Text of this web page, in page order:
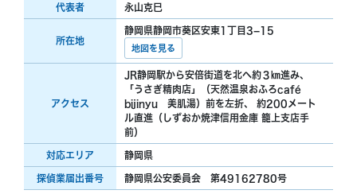
代表者 永山克巳
所在地
静岡県静岡市葵区安東1丁目3−15
地図を見る
アクセス
JR静岡駅から安倍街道を北へ約３㎞進み、
「うさぎ精肉店」（天然温泉おふろcafé
bijinyu 美肌湯）前を左折、 約200メート
ル直進（しずおか焼津信用金庫 籠上支店手
前）
対応エリア 静岡県
探偵業届出番号 静岡県公安委員会 第49162780号